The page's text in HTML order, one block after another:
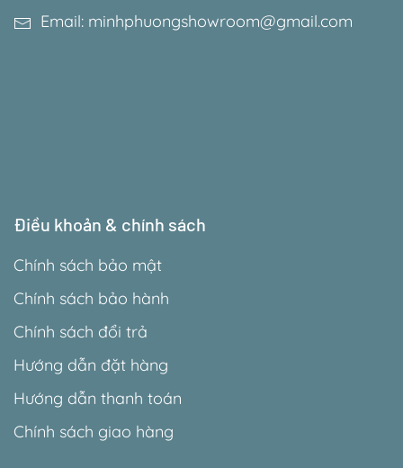
Email: minhphuongshowroom@gmail.com
Điều khoản & chính sách
Chính sách bảo mật
Chính sách bảo hành
Chính sách đổi trả
Hướng dẫn đặt hàng
Hướng dẫn thanh toán
Chính sách giao hàng